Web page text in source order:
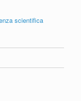
scientifica